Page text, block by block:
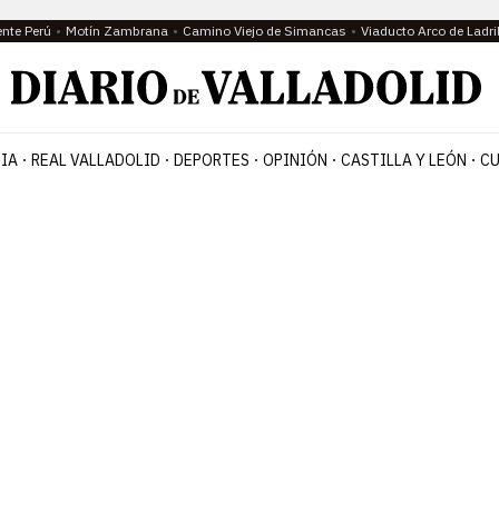
Perú Motín Zambrana Camino Viejo de Simancas Viaducto Arco de
REAL VALLADOLID DEPORTES OPINIÓN CASTILLA Y LEÓN